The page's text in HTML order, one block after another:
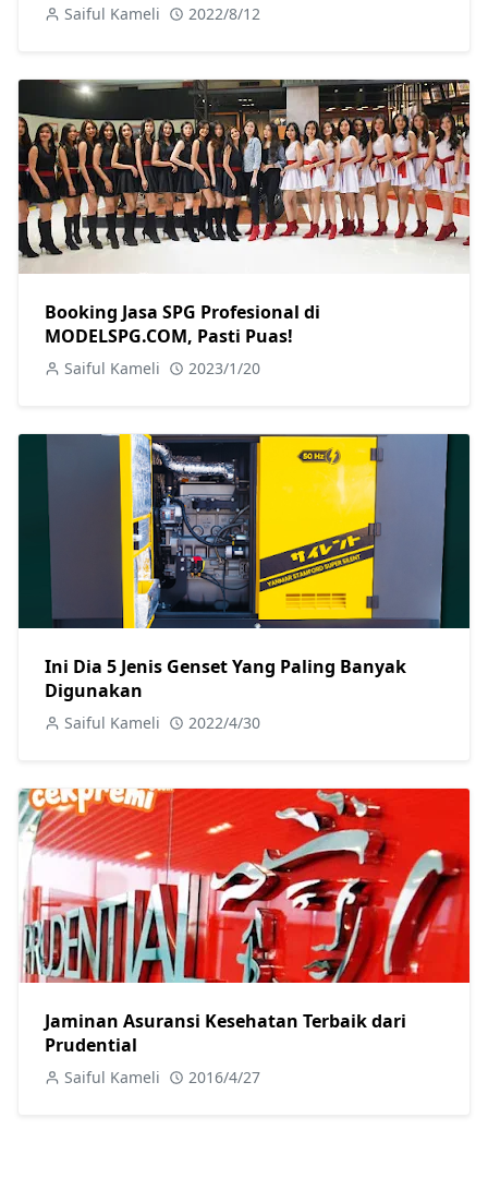
Saiful Kameli 2022/8/12
Booking Jasa SPG Profesional di
MODELSPG.COM, Pasti Puas!
Saiful Kameli 2023/1/20
Ini Dia 5 Jenis Genset Yang Paling Banyak
Digunakan
Saiful Kameli 2022/4/30
Jaminan Asuransi Kesehatan Terbaik dari
Prudential
Saiful Kameli 2016/4/27